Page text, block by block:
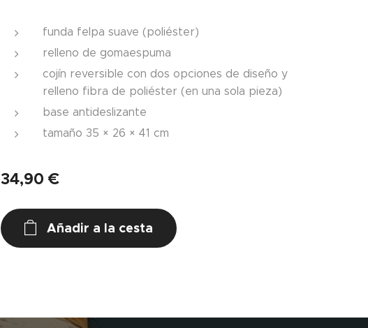
funda felpa suave (poliéster)
relleno de gomaespuma
cojín reversible con dos opciones de diseño y
relleno fibra de poliéster (en una sola pieza)
base antideslizante
tamaño 35 × 26 × 41 cm
34,90 €
Añadir a la cesta